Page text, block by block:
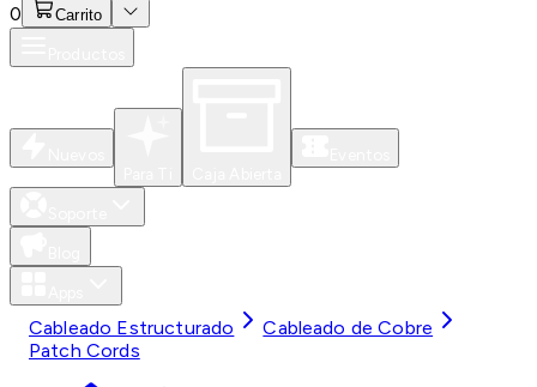
0 Carrito
Cableado Estructurado
Cableado de Cobre
Patch Cords